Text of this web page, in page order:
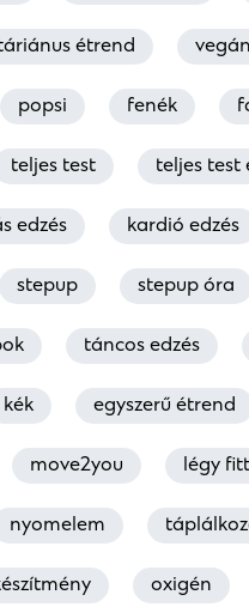
étrend
popsi fenék
teljes test teljes test
edzés kardió edzés
stepup stepup óra
táncos edzés
kék egyszerű étrend
move2you légy
nyomelem
oxigén